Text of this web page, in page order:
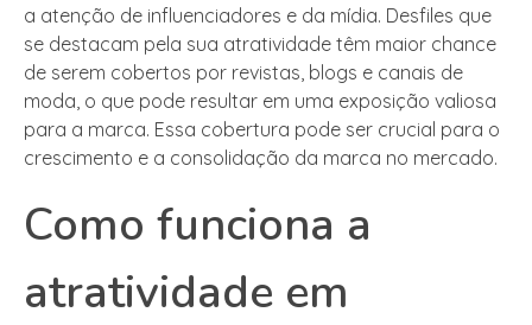
a atenção de influenciadores e da mídia. Desfiles que
se destacam pela sua atratividade têm maior chance
de serem cobertos por revistas, blogs e canais de
moda, o que pode resultar em uma exposição valiosa
para a marca. Essa cobertura pode ser crucial para o
crescimento e a consolidação da marca no mercado.
Como funciona a
atratividade em